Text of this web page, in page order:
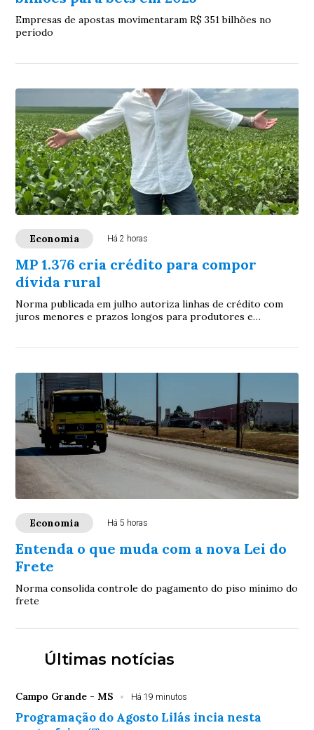
Empresas de apostas movimentaram R$ 351 bilhões no
período
Economia Há 2 horas
MP 1.376 cria crédito para compor
dívida rural
Norma publicada em julho autoriza linhas de crédito com
juros menores e prazos longos para produtores e
Economia Há 5 horas
Entenda o que muda com a nova Lei do
Frete
Norma consolida controle do pagamento do piso mínimo do
frete
Últimas notícias
Campo Grande - MS Há 19 minutos
Programação do Agosto Lilás incia nesta